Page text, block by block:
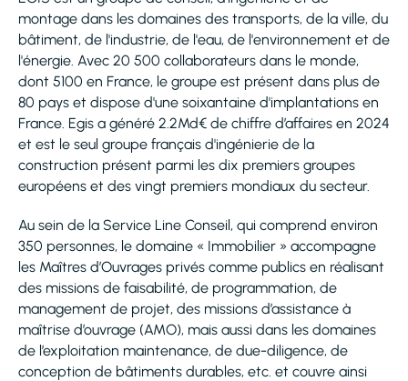
montage dans les domaines des transports, de la ville, du
bâtiment, de l'industrie, de l'eau, de l'environnement et de
l'énergie. Avec 20 500 collaborateurs dans le monde,
dont 5100 en France, le groupe est présent dans plus de
80 pays et dispose d'une soixantaine d'implantations en
France. Egis a généré 2.2Md€ de chiffre d’affaires en 2024
et est le seul groupe français d'ingénierie de la
construction présent parmi les dix premiers groupes
européens et des vingt premiers mondiaux du secteur.
Au sein de la Service Line Conseil, qui comprend environ
350 personnes, le domaine « Immobilier » accompagne
les Maîtres d’Ouvrages privés comme publics en réalisant
des missions de faisabilité, de programmation, de
management de projet, des missions d’assistance à
maîtrise d’ouvrage (AMO), mais aussi dans les domaines
de l’exploitation maintenance, de due-diligence, de
conception de bâtiments durables, etc. et couvre ainsi